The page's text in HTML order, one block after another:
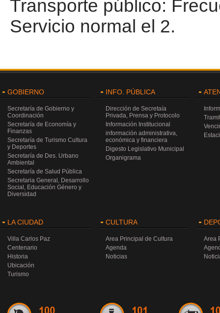
Transporte público:
Servicio normal el 2.
GOBIERNO
Secretaría de Gobierno y
Coordinación
Secretaría de Economía y
Finanzas
Secretaría de Turismo Cultura
y Deportes
Secretaría de Des. Urbano
Ambiental
Secretaría de Salud Pública
Secretaria General, Desarrollo
Social, Educación Género y
Diversidad
INFO. PÚBLICA
Dirección de Secretaía
Privada, Prensa y Protocolo
Información Institucional
información administrativa,
económica y financiera
Digesto Legislativo Municipal
Organigrama
LA CIUDAD
Villa Carlos Paz
Centenario
Historia
Ubicación
Turismo
CULTURA
Area Principal de Cultura
Agenda
Noticias
Area